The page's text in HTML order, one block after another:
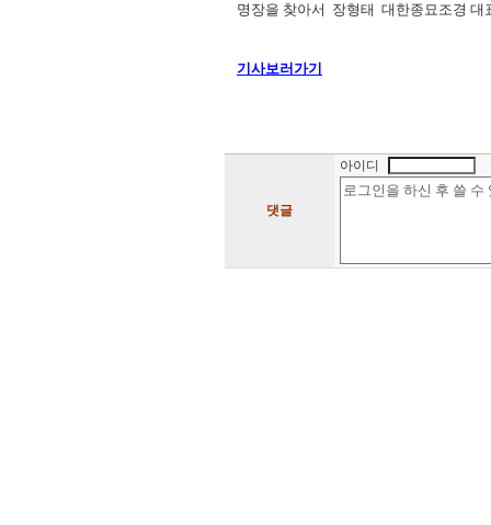
명장을 찾아서 장형태 대한종묘조경 대
기사보러가기
댓글
아이디